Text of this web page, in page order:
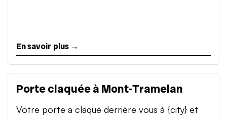
En savoir plus →
Porte claquée à Mont-Tramelan
Votre porte a claqué derrière vous à {city} et